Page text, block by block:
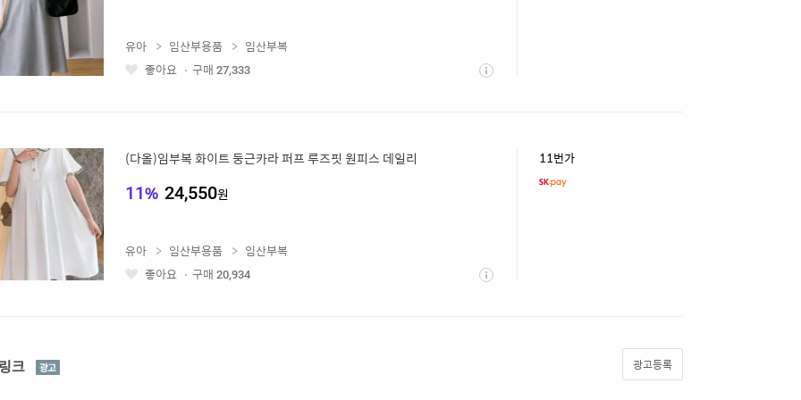
좋 상
유아 임산부용품
임산부복
좋아요
구매 27,333
(다올)임부복 화이트 둥근카라 퍼프 루즈핏 원피스 데일리
11% 24,550원
11번가
좋 상
유아 임산부용품
임산부복
좋아요
구매 20,934
크 광
고
광고등록